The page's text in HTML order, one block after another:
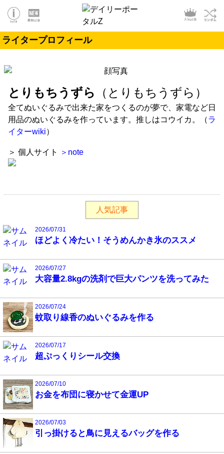
ライタープロフィール
とりもちうずら （とりもちうずら）
全てぬいぐるみで出来た家をつくるのが夢で、家電など日
用品のぬいぐるみを作っています。推しはコウイカ。（ラ
イターwiki）
＞ 個人サイト ＞note
人気記事
2026/07/31
ほどよく冷たい！そうめんかき氷のススメ
2026/07/27
大容量2.8kgの洗剤で巨大パンツを洗ってみた
2026/07/24
蚊取り線香のぬいぐるみを作る
2026/07/17
超ぷっくりシール交換
2026/07/10
お金を布団に寝かせて金運UP
2026/07/03
引っ掛けると鳥に見えるバッグを作る